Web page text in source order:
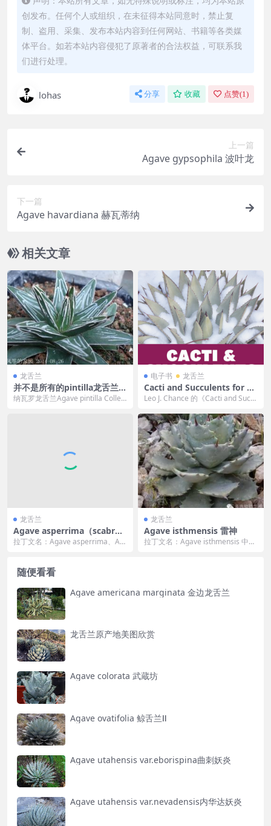
创发布。任何个人或组织，在未征得本站同意时，禁止复
制、盗用、采集、发布本站内容到任何网站、书籍等各类媒
体平台。如若本站内容侵犯了原著者的合法权益，可联系我
们进行处理。
lohas 分享 收藏 点赞(1 )
上一篇
Agave gypsophila 波叶龙
下一篇
Agave havardiana 赫瓦蒂纳
相关文章
龙舌兰
并不是所有的pintilla龙舌兰都
叫纳瓦罗
纳瓦罗龙舌兰Agave pintilla Collect
电子书 龙舌兰
Cacti and Succulents for Co
ld Climates: 274 Outstandi
ng Species for Challenging
Conditions
Leo J. Chance 的《Cacti and Succ
龙舌兰
Agave asperrima（scabr
a） 糙叶龙舌兰
拉丁文名：Agave asperrima、Ag
龙舌兰
Agave isthmensis 雷神
拉丁文名：Agave isthmensis 中文
随便看看
Agave americana marginata 金边龙舌兰
龙舌兰原产地美图欣赏
Agave colorata 武蔵坊
Agave ovatifolia 鲸舌兰Ⅱ
Agave utahensis var.eborispina曲刺妖炎
Agave utahensis var.nevadensis内华达妖炎